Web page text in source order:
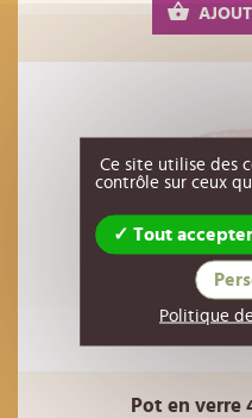
Pot en verre
Ce site utilise des
contrôle sur ceux
Tout accepter
Politique